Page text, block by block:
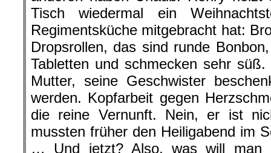
Tisch wiedermal ein
Regimentsküche mitgebracht hat:
Dropsrollen, das sind runde
Tabletten und schmecken sehr
Mutter, seine Geschwister
werden. Kopfarbeit gegen
die reine Vernunft. Nein, er ist
mussten früher den Heiligabend im
… Und jetzt? Also, was will man